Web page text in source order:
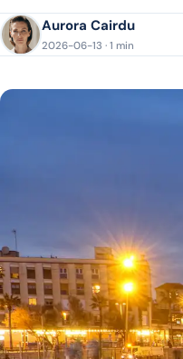
Aurora Cairdu
2026-06-13 · 1 min